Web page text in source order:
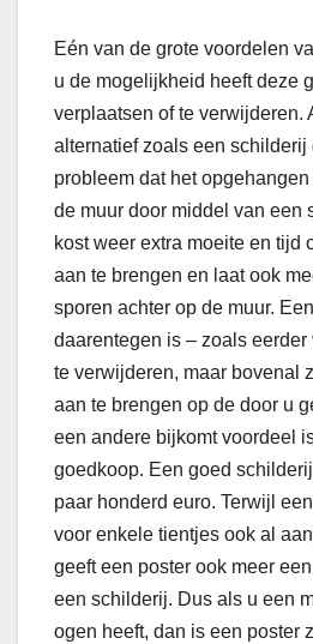
Eén van de grote voordelen
u de mogelijkheid heeft deze
verplaatsen of te verwijderen.
alternatief zoals een schilderij
probleem dat het
de muur door middel van een
kost weer extra moeite en tijd
aan te brengen en laat ook
sporen achter op de muur.
daarentegen is – zoals
te verwijderen, maar bovenal
aan te brengen op de door u
een andere bijkomt voordeel
goedkoop. Een goed
paar honderd euro. Terwijl
voor enkele tientjes ook al
geeft een poster ook meer
een schilderij. Dus als u een
ogen heeft, dan is een poster